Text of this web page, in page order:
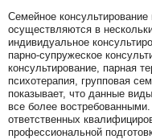
Семейное
осуществляются в
индивидуальное
парно-супружеское
консультирование, парная
психотерапия, групповая
показывает, что данные
все более
ответственных
профессиональной